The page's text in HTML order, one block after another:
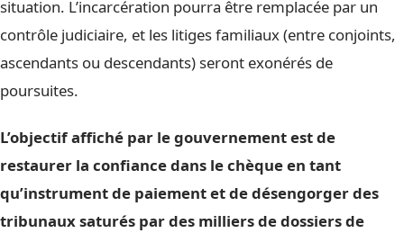
situation. L’incarcération pourra être remplacée par un
contrôle judiciaire, et les litiges familiaux (entre conjoints,
ascendants ou descendants) seront exonérés de
poursuites.
L’objectif affiché par le gouvernement est de
restaurer la confiance dans le chèque en tant
qu’instrument de paiement et de désengorger des
tribunaux saturés par des milliers de dossiers de